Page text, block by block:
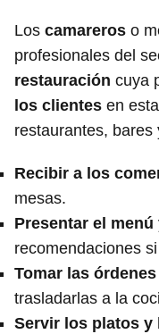
Los camareros o
profesionales del
restauración cuya
los clientes en
restaurantes,
Recibir a los
mesas.
Presentar el menú
recomendaciones
Tomar las órdenes
trasladarlas a la
Servir los platos y